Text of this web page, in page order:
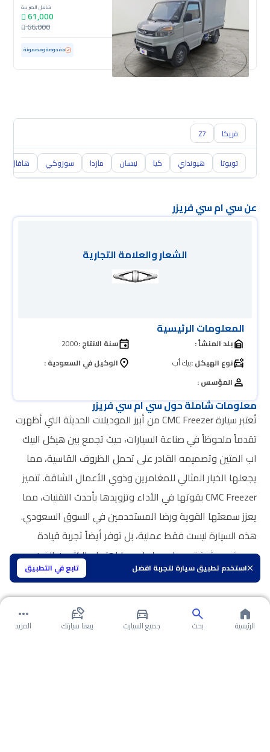
استخدم تطبيق سيارة لتجربة افضل تابع في التطبيق
شامل الضريبة
61,000
66,000
مستعملة 100 كم ممشى قليل مفحوصة ومضمونة
فريكا Z7
تويوتا هيونداي كيا نيسان مازدا سوزوكي هافال
عن سي ام سي فريزر
الشعار والعلامة التجارية
المعلومات الرئيسية
بلد المنشأ : سنة الانتاج :2000
نوع الهيكل :بيك أب
الوكيل في السعودية :
المؤسس :
معلومات شاملة حول سي ام سي فريزر
تُعتبر سيارة CMC Freezer من أبرز الموديلات الحديثة التي أظهرت
تقدماً ملحوظاً في صناعة السيارات، حيث تجمع بين هيكل البيك
اب المتين وتصميمه القادر على تحمل الظروف القاسية، مما
يجعلها الخيار المثالي للمغامرين وذوي الأعمال الشاقة. تتميز
CMC Freezer بقوتها في الأداء وتزويدها بأحدث التقنيات، مما
يعزز سمعتها القوية ورضا المستخدمين في السوق السعودي.
هذه السيارة ليست فقط عملية، بل توفر أيضاً تجربة قيادة
مريحة وموثوقة، مما يجعلها محط اهتمام الكثيرين الذين
يبحثون عن جودة وقدرة على التحمل في مركباتهم.
الرئيسية بحث جميع السيارت بيعنا سيارتك المزيد